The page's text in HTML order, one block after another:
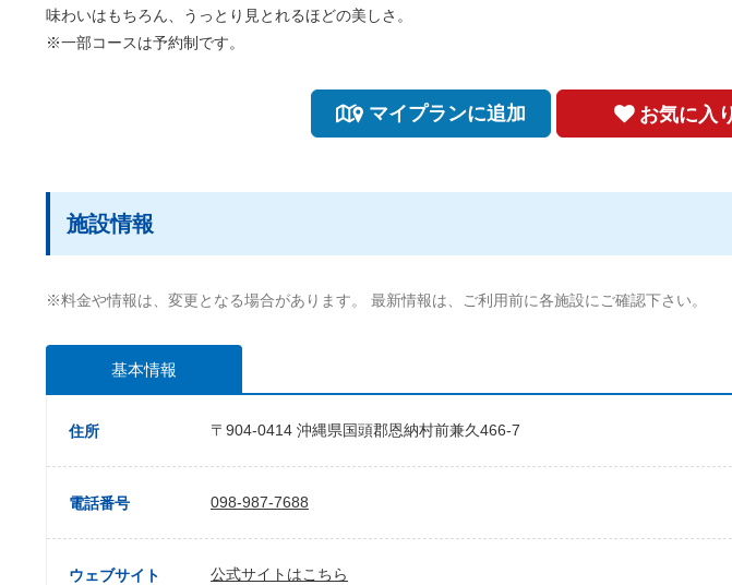
味わいはもちろん、うっとり見とれるほどの美しさ。
※一部コースは予約制です。
マイプランに追加 お気に入
施設情報
※料金や情報は、変更となる場合があります。 最新情報は、ご利用前に各施設にご確認下さい。
基本情報
住所 〒904-0414 沖縄県国頭郡恩納村前兼久466-7
電話番号 098-987-7688
ウェブサイト 公式サイトはこちら